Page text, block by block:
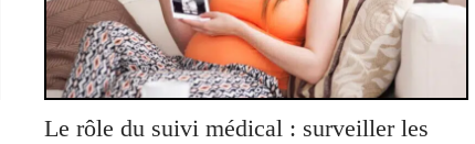
Le rôle du suivi médical : surveiller les